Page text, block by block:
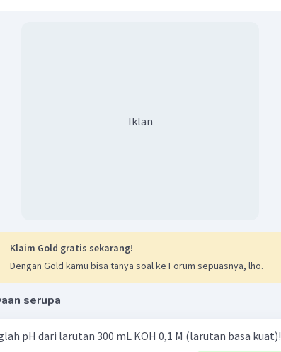
Iklan
Klaim Gold gratis sekarang!
Dengan Gold kamu bisa tanya soal ke Forum sepuasnya, lho.
serupa
pH dari larutan 300 mL KOH 0,1 M (larutan basa kuat)!